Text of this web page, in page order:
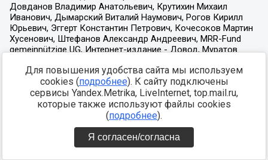
Для повышения удобства сайта мы используем
cookies (подробнее). К сайту подключены
сервисы Yandex.Metrika, LiveInternet, top.mail.ru,
которые также используют файлы cookies
(подробнее).
Я согласен/согласна